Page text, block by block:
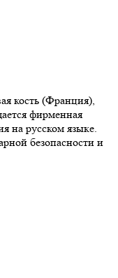
кость (Франция),
фирменная
на русском языке.
безопасности и